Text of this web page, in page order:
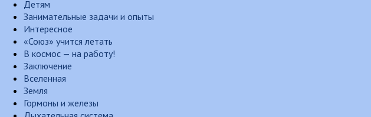
Детям
Занимательные задачи и опыты
Интересное
«Союз» учится летать
В космос — на работу!
Заключение
Вселенная
Земля
Гормоны и железы